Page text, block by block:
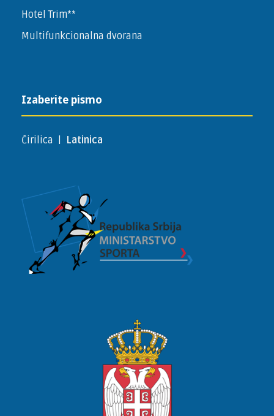
Hotel Trim**
Multifunkcionalna dvorana
Izaberite pismo
Ćirilica Latinica